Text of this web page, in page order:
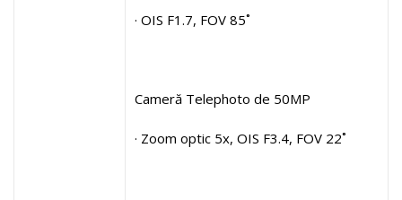
· OIS F1.7, FOV 85˚
Cameră Telephoto de 50MP
· Zoom optic 5x, OIS F3.4, FOV 22˚